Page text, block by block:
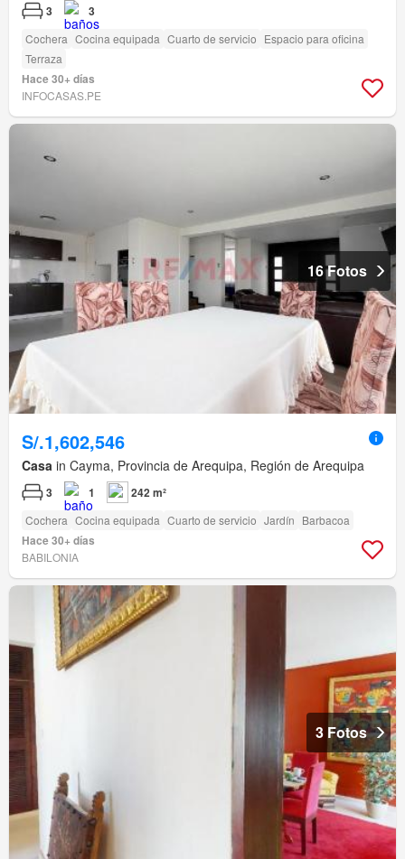
3 3
Cochera Cocina equipada Cuarto de servicio Espacio para oficina
Terraza
Hace 30+ días
INFOCASAS.PE
16 Fotos
S/.1,602,546
Casa in Cayma, Provincia de Arequipa, Región de Arequipa
3 1 242 m²
Cochera Cocina equipada Cuarto de servicio Jardín Barbacoa
Hace 30+ días
BABILONIA
3 Fotos